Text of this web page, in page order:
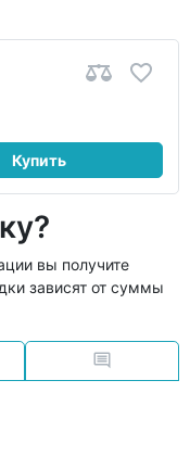
Купить
вы получите
зависят от суммы